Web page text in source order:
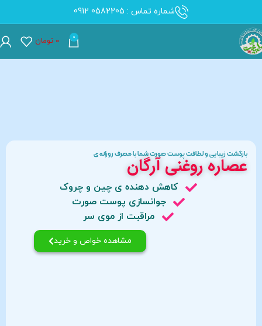
شماره تماس : 0582205 0912
0 ۰ تومان
بازگشت زیبایی و لطافت پوست صورت شما با مصرف روزانه ی
عصاره روغنی آرگان
کاهش دهنده ی چین و چروک
جوانسازی پوست صورت
مراقبت از موی سر
مشاهده خواص و خرید